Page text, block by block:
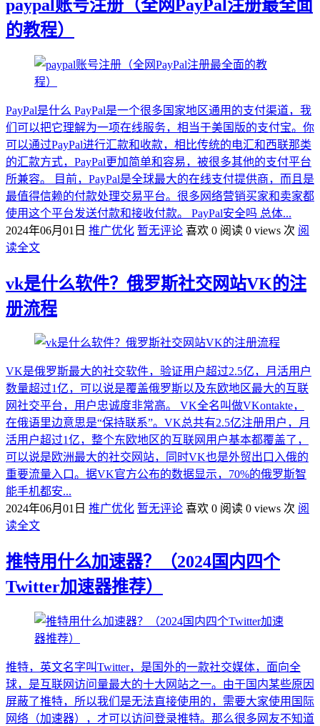
paypal账号注册（全网PayPal注册最全面
的教程）
PayPal是什么 PayPal是一个很多国家地区通用的支付渠道，我
们可以把它理解为一项在线服务，相当于美国版的支付宝。你
可以通过PayPal进行汇款和收款，相比传统的电汇和西联那类
的汇款方式，PayPal更加简单和容易，被很多其他的支付平台
所兼容。 目前，PayPal是全球最大的在线支付提供商，而且是
最值得信赖的付款处理交易平台。很多网络营销买家和卖家都
使用这个平台发送付款和接收付款。 PayPal安全吗 总体...
2024年06月01日 推广优化 暂无评论 喜欢 0 阅读 0 views 次 阅
读全文
vk是什么软件？俄罗斯社交网站VK的注
册流程
VK是俄罗斯最大的社交软件，验证用户超过2.5亿，月活用户
数量超过1亿，可以说是覆盖俄罗斯以及东欧地区最大的互联
网社交平台，用户忠诚度非常高。 VK全名叫做VKontakte，
在俄语里边意思是“保持联系”。VK总共有2.5亿注册用户，月
活用户超过1亿，整个东欧地区的互联网用户基本都覆盖了，
可以说是欧洲最大的社交网站，同时VK也是外贸出口入俄的
重要流量入口。据VK官方公布的数据显示，70%的俄罗斯智
能手机都安...
2024年06月01日 推广优化 暂无评论 喜欢 0 阅读 0 views 次 阅
读全文
推特用什么加速器？（2024国内四个
Twitter加速器推荐）
推特，英文名字叫Twitter，是国外的一款社交媒体，面向全
球，是互联网访问量最大的十大网站之一。由于国内某些原因
屏蔽了推特，所以我们是无法直接使用的，需要大家使用国际
网络（加速器），才可以访问登录推特。那么很多网友不知道